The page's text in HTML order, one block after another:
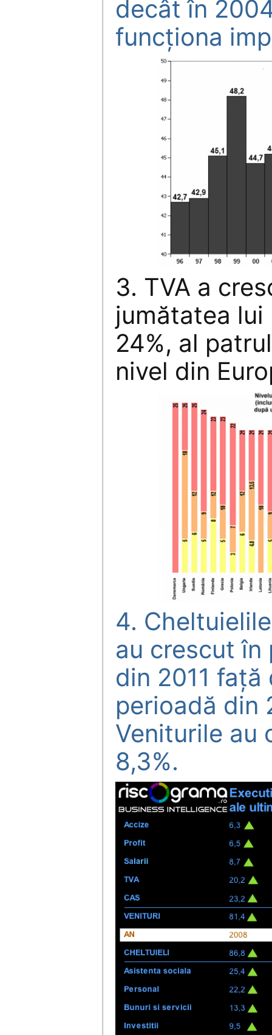
decât în
funcţiona
3. TVA a
jumătatea lui
24%, al
nivel din
4.
au crescut în
din 2011 faţă
perioadă din
Veniturile au
8,3%.